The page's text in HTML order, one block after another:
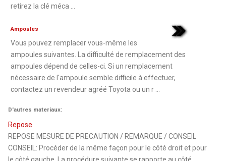
retirez la clé méca ...
Ampoules
Vous pouvez remplacer vous-même les
ampoules suivantes. La difficulté de remplacement des
ampoules dépend de celles-ci. Si un remplacement
nécessaire de l'ampoule semble difficile à effectuer,
contactez un revendeur agréé Toyota ou un r ...
D'autres materiaux:
Repose
REPOSE MESURE DE PRECAUTION / REMARQUE / CONSEIL
CONSEIL: Procéder de la même façon pour le côté droit et pour
le côté gauche. La procédure suivante se rapporte au côté